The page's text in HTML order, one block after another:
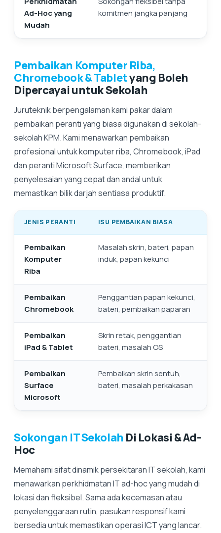
Ad-Hoc yang
Mudah
komitmen jangka panjang
Pembaikan Komputer Riba,
Chromebook & Tabletyang Boleh
Dipercayai untuk Sekolah
Juruteknik berpengalaman kami pakar dalam
pembaikan peranti yang biasa digunakan di sekolah-
sekolah KPM. Kami menawarkan pembaikan
profesional untuk komputer riba, Chromebook, iPad
dan peranti Microsoft Surface, memberikan
penyelesaian yang cepat dan andal untuk
memastikan bilik darjah sentiasa produktif.
JENIS PERANTI ISU PEMBAIKAN BIASA
Pembaikan
Komputer
Riba
Masalah skrin, bateri, papan
induk, papan kekunci
Pembaikan
Chromebook
Penggantian papan kekunci,
bateri, pembaikan paparan
Pembaikan
iPad & Tablet
Skrin retak, penggantian
bateri, masalah OS
Pembaikan
Surface
Microsoft
Pembaikan skrin sentuh,
bateri, masalah perkakasan
Sokongan IT Sekolah Di Lokasi & Ad-
Hoc
Memahami sifat dinamik persekitaran IT sekolah, kami
menawarkan perkhidmatan IT ad-hoc yang mudah di
lokasi dan fleksibel. Sama ada kecemasan atau
penyelenggaraan rutin, pasukan responsif kami
bersedia untuk memastikan operasi ICT yang lancar.